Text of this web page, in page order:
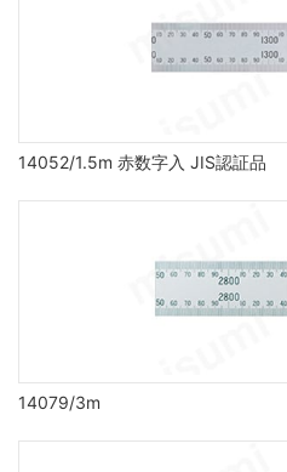
14052/1.5m 赤数字入 JIS認証品
14079/3m